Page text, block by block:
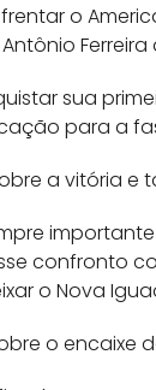
o
Ferreira
sua
para a
a vitória e
confronto
o Nova
o encaixe